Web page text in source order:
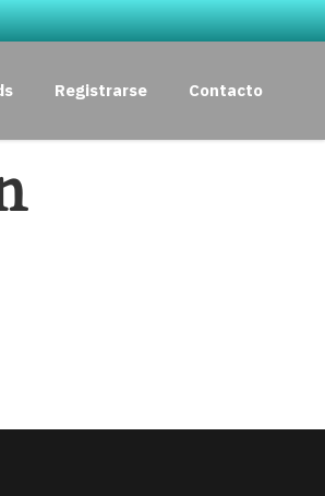
Registrarse Contacto